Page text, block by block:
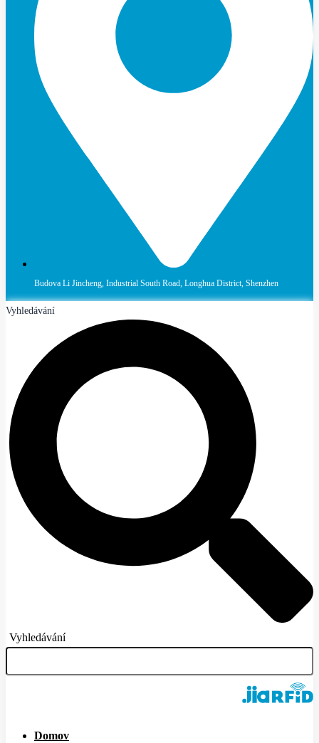
Budova Li Jincheng, Industrial South Road, Longhua District, Shenzhen
Vyhledávání
Vyhledávání
Domov